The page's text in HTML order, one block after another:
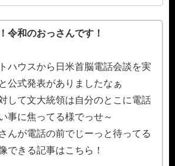
令和のおっさんです！
ハウスから日米首脳電話会談を実
公式発表がありましたなぁ
して文大統領は自分のとこに電話
事に焦ってる様でっせ～
んが電話の前でじーっと待ってる
できる記事はこちら！